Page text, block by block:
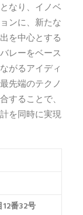
なり、イノベ
ンに、新たな
を中心とする
レーをベース
がるアイディ
先端のテクノ
することで、
を同時に実現
番32号